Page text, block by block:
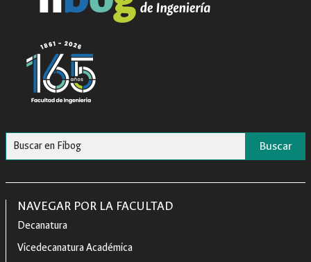
Buscar
NAVEGAR POR LA FACULTAD
Decanatura
Vicedecanatura Académica